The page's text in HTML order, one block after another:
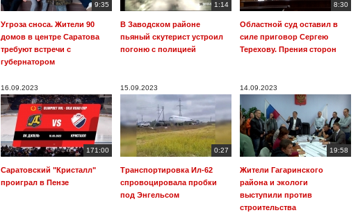
9:35
Угроза сноса. Жители 90
домов в центре Саратова
требуют встречи с
губернатором
1:14
В Заводском районе
пьяный скутерист устроил
погоню с полицией
8:30
Областной суд оставил в
силе приговор Сергею
Терехову. Прения сторон
16.09.2023
171:00
Саратовский "Кристалл"
проиграл в Пензе
15.09.2023
0:27
Транспортировка Ил-62
спровоцировала пробки
под Энгельсом
14.09.2023
19:58
Жители Гагаринского
района и экологи
выступили против
строительства